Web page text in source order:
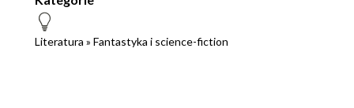
Literatura » Fantastyka i science-fiction